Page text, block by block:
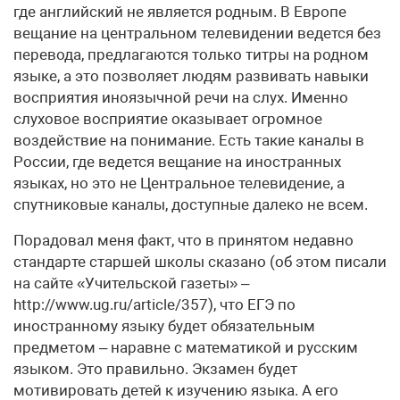
где английский не является родным. В Европе
вещание на центральном телевидении ведется без
перевода, предлагаются только титры на родном
языке, а это позволяет людям развивать навыки
восприятия иноязычной речи на слух. Именно
слуховое восприятие оказывает огромное
воздействие на понимание. Есть такие каналы в
России, где ведется вещание на иностранных
языках, но это не Центральное телевидение, а
спутниковые каналы, доступные далеко не всем.
Порадовал меня факт, что в принятом недавно
стандарте старшей школы сказано (об этом писали
на сайте «Учительской газеты» –
http://www.ug.ru/article/357), что ЕГЭ по
иностранному языку будет обязательным
предметом – наравне с математикой и русским
языком. Это правильно. Экзамен будет
мотивировать детей к изучению языка. А его